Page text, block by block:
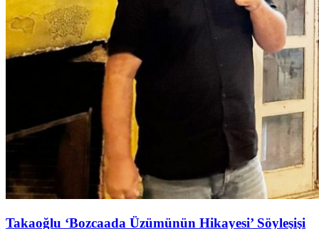
Takaoğlu ‘Bozcaada Üzümünün Hikayesi’ Söyleşişi